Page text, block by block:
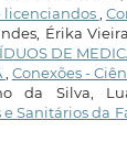
,
Érika
DE
, Conexões -
da Silva,
Sanitários da